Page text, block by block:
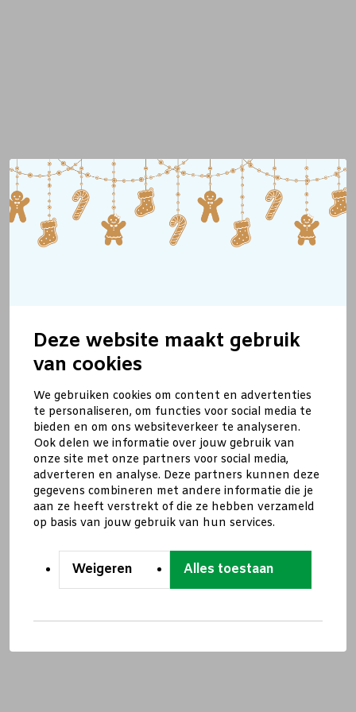
Deze website maakt gebruik
van cookies
We gebruiken cookies om content en advertenties
te personaliseren, om functies voor social media te
bieden en om ons websiteverkeer te analyseren.
Ook delen we informatie over jouw gebruik van
onze site met onze partners voor social media,
adverteren en analyse. Deze partners kunnen deze
gegevens combineren met andere informatie die je
aan ze heeft verstrekt of die ze hebben verzameld
op basis van jouw gebruik van hun services.
Weigeren Alles toestaan